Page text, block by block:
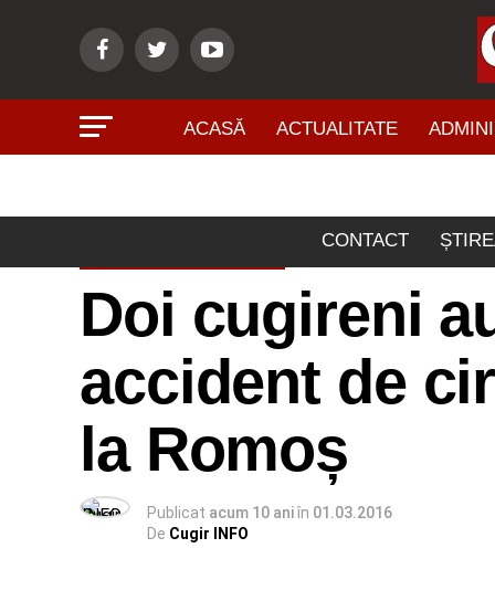
ACASĂ ACTUALITATE
CONTACT
Doi cugireni
accident de
la Romoș
Publicat acum 10 aniîn 01.03.2016
De Cugir INFO